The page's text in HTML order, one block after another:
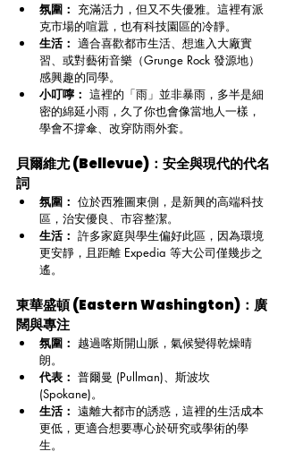
氛圍： 充滿活力，但又不失優雅。這裡有派
克市場的喧囂，也有科技園區的冷靜。
生活： 適合喜歡都市生活、想進入大廠實
習、或對藝術音樂（Grunge Rock 發源地）
感興趣的同學。
小叮嚀： 這裡的「雨」並非暴雨，多半是細
密的綿延小雨，久了你也會像當地人一樣，
學會不撐傘、改穿防雨外套。
貝爾維尤 (Bellevue)：安全與現代的代名
詞
氛圍： 位於西雅圖東側，是新興的高端科技
區，治安優良、市容整潔。
生活： 許多家庭與學生偏好此區，因為環境
更安靜，且距離 Expedia 等大公司僅幾步之
遙。
東華盛頓 (Eastern Washington)：廣
闊與專注
氛圍： 越過喀斯開山脈，氣候變得乾燥晴
朗。
代表： 普爾曼 (Pullman)、斯波坎
(Spokane)。
生活： 遠離大都市的誘惑，這裡的生活成本
更低，更適合想要專心於研究或學術的學
生。